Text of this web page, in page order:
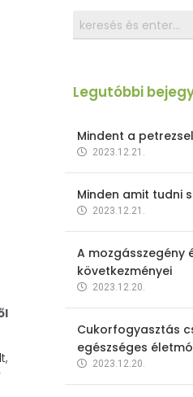
Legutóbbi
Mindent a
2023.12.21.
Minden amit tudni
2023.12.21.
A mozgásszegény
következményei
2023.12.20.
Cukorfogyasztás
egészséges
2023.12.20.